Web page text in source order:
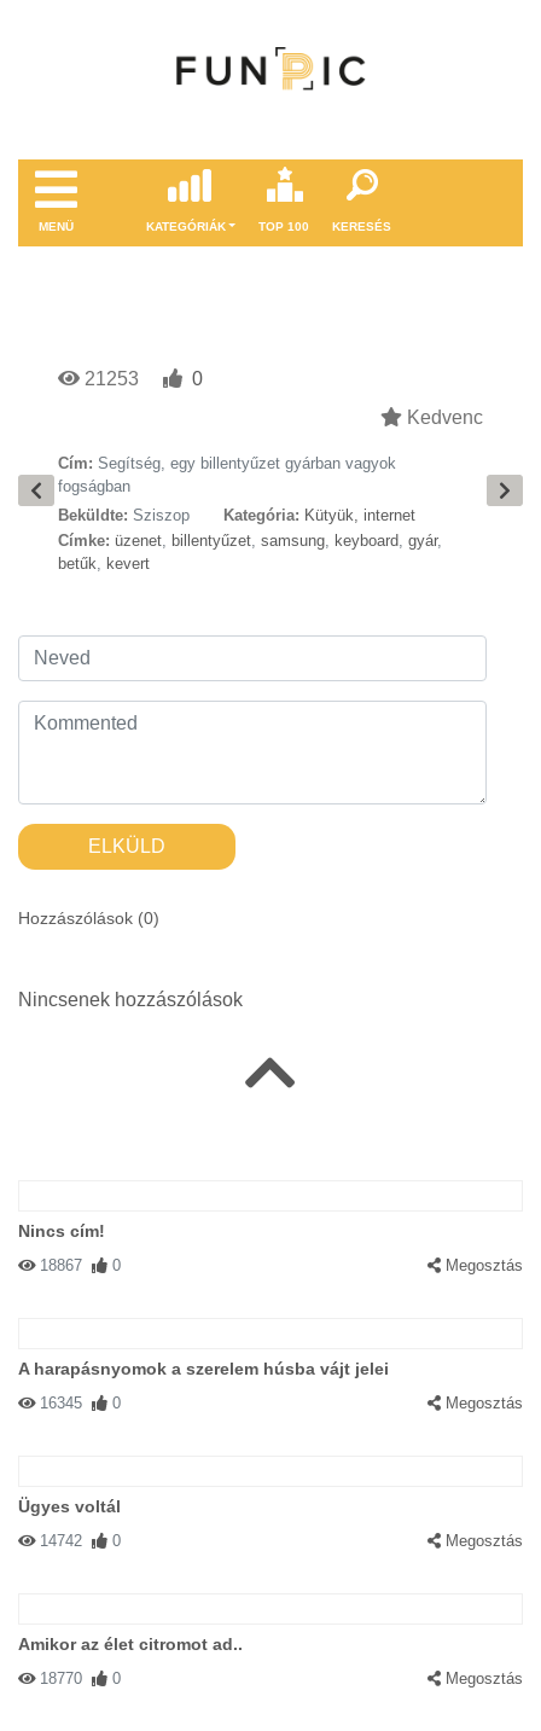
MENÜ KATEGÓRIÁK TOP 100 KERESÉS
21253
0
Kedvenc
Cím: Segítség, egy billentyűzet gyárban vagyok
fogságban
Beküldte: Sziszop Kategória: Kütyük, internet
Címke: üzenet, billentyűzet, samsung, keyboard, gyár,
betűk, kevert
ELKÜLD
Hozzászólások (0)
Nincsenek hozzászólások
Nincs cím!
18867 0 Megosztás
A harapásnyomok a szerelem húsba vájt jelei
16345 0 Megosztás
Ügyes voltál
14742 0 Megosztás
Amikor az élet citromot ad..
18770 0 Megosztás